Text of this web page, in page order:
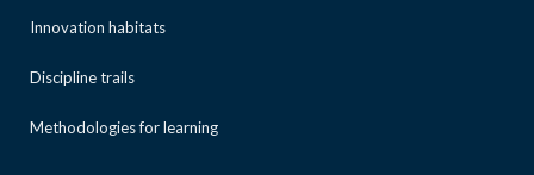
Innovation habitats
Discipline trails
Methodologies for learning